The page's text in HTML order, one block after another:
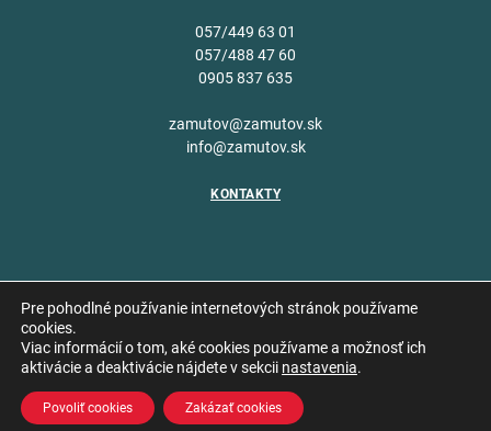
057/449 63 01
057/488 47 60
0905 837 635
zamutov@zamutov.sk
info@zamutov.sk
KONTAKTY
Copyright © 2026 Obec
Pre pohodlné používanie internetových stránok používame
cookies.
Viac informácií o tom, aké cookies používame a možnosť ich
aktivácie a deaktivácie nájdete v sekcii nastavenia.
Povoliť cookies Zakázať cookies